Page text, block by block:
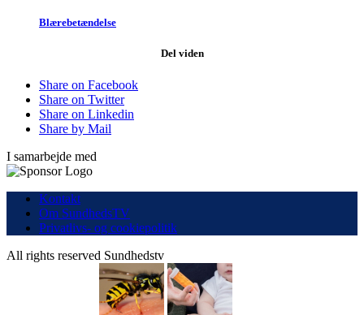
Blære­betændelse
Del viden
Share on Facebook
Share on Twitter
Share on Linkedin
Share by Mail
I samarbejde med
Kontakt
Om SundhedsTV
Privatlivs- og cookiepolitik
All rights reserved Sundhedstv